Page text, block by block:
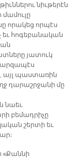
նիւթերէն
որակեց որպէս
եւ հոգեբանական
յատուկ
պաստառին
դարաշրջանի մը
նաեւ
բեմադրիչը
շերտի եւ
«Քաննի